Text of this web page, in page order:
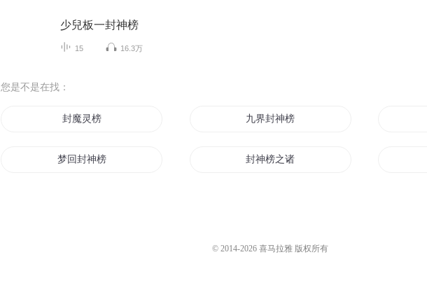
少兒板一封神榜
15 16.3万
您是不是在找：
封魔灵榜 九界封神榜
梦回封神榜 封神榜之诸神再封
© 2014-2026 喜马拉雅 版权所有